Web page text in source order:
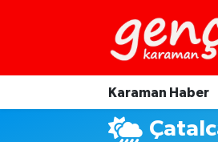
Karaman Haber